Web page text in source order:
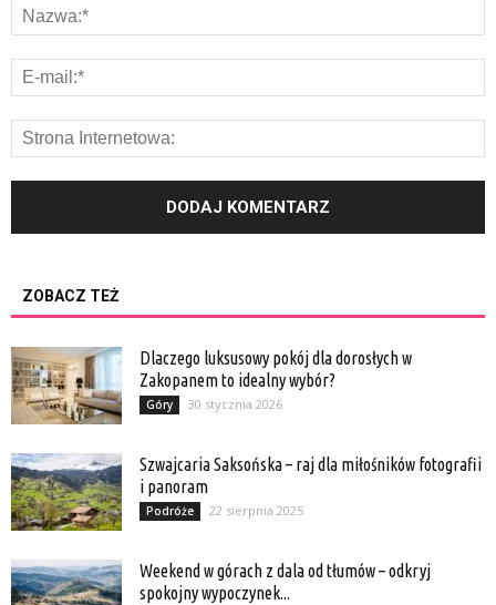
ZOBACZ TEŻ
Dlaczego luksusowy pokój dla dorosłych w
Zakopanem to idealny wybór?
Góry 30 stycznia 2026
Szwajcaria Saksońska – raj dla miłośników fotografii
i panoram
Podróże 22 sierpnia 2025
Weekend w górach z dala od tłumów – odkryj
spokojny wypoczynek...